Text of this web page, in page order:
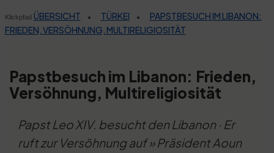
Klickpfad ÜBERSICHT • TÜRKEI •
PAPSTBESUCH IM LIBANON:
FRIEDEN, VERSÖHNUNG, MULTIRELIGIOSITÄT
Papstbesuch im Libanon: Frieden,
Versöhnung, Multireligiosität
Papst Leo XIV. besucht den Libanon · Er
ruft zur Versöhnung auf » Präsident Aoun